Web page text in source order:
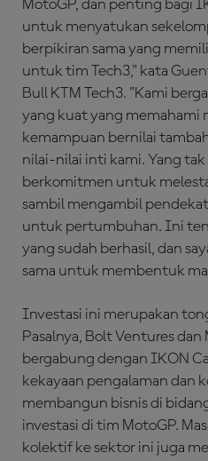
MotoGP, dan penting bagi
untuk menyatukan
berpikiran sama yang
untuk tim Tech3," kata
Bull KTM Tech3. "Kami
yang kuat yang memahami
kemampuan bernilai
nilai-nilai inti kami. Yang
berkomitmen untuk
sambil mengambil
untuk pertumbuhan. Ini
yang sudah berhasil, dan
sama untuk membentuk
Investasi ini merupakan
Pasalnya, Bolt Ventures
bergabung dengan IKON
kekayaan pengalaman dan
membangun bisnis di
investasi di tim MotoGP.
kolektif ke sektor ini juga